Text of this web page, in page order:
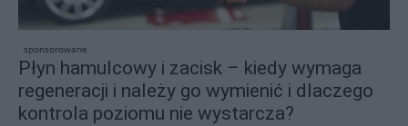
sponsorowane
Płyn hamulcowy i zacisk – kiedy wymaga
regeneracji i należy go wymienić i dlaczego
kontrola poziomu nie wystarcza?